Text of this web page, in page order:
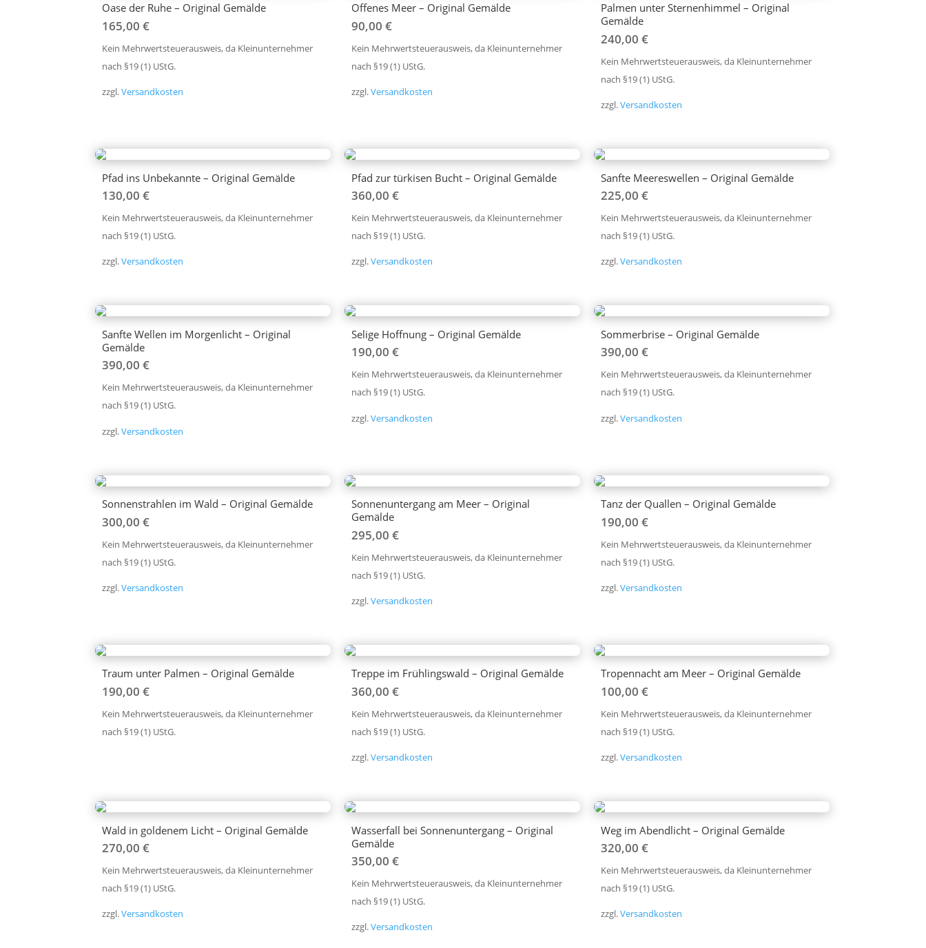
Oase der Ruhe – Original Gemälde
165,00 €
Kein Mehrwertsteuerausweis, da Kleinunternehmer
nach §19 (1) UStG.
zzgl.Versandkosten
Offenes Meer – Original Gemälde
90,00€
Kein Mehrwertsteuerausweis, da Kleinunternehmer
nach §19 (1) UStG.
zzgl.Versandkosten
Palmen unter Sternenhimmel – Original
Gemälde
240,00€
Kein Mehrwertsteuerausweis, da Kleinunternehmer
nach §19 (1) UStG.
zzgl.Versandkosten
Pfad ins Unbekannte – Original Gemälde
130,00 €
Kein Mehrwertsteuerausweis, da Kleinunternehmer
nach §19 (1) UStG.
zzgl.Versandkosten
Pfad zur türkisen Bucht – Original Gemälde
360,00€
Kein Mehrwertsteuerausweis, da Kleinunternehmer
nach §19 (1) UStG.
zzgl.Versandkosten
Sanfte Meereswellen – Original Gemälde
225,00€
Kein Mehrwertsteuerausweis, da Kleinunternehmer
nach §19 (1) UStG.
zzgl.Versandkosten
Sanfte Wellen im Morgenlicht – Original
Gemälde
390,00 €
Kein Mehrwertsteuerausweis, da Kleinunternehmer
nach §19 (1) UStG.
zzgl.Versandkosten
Selige Hoffnung – Original Gemälde
190,00€
Kein Mehrwertsteuerausweis, da Kleinunternehmer
nach §19 (1) UStG.
zzgl.Versandkosten
Sommerbrise – Original Gemälde
390,00€
Kein Mehrwertsteuerausweis, da Kleinunternehmer
nach §19 (1) UStG.
zzgl.Versandkosten
Sonnenstrahlen im Wald – Original Gemälde
300,00 €
Kein Mehrwertsteuerausweis, da Kleinunternehmer
nach §19 (1) UStG.
zzgl.Versandkosten
Sonnenuntergang am Meer – Original
Gemälde
295,00€
Kein Mehrwertsteuerausweis, da Kleinunternehmer
nach §19 (1) UStG.
zzgl.Versandkosten
Tanz der Quallen – Original Gemälde
190,00€
Kein Mehrwertsteuerausweis, da Kleinunternehmer
nach §19 (1) UStG.
zzgl.Versandkosten
Traum unter Palmen – Original Gemälde
190,00 €
Kein Mehrwertsteuerausweis, da Kleinunternehmer
nach §19 (1) UStG.
Treppe im Frühlingswald – Original Gemälde
360,00€
Kein Mehrwertsteuerausweis, da Kleinunternehmer
nach §19 (1) UStG.
zzgl.Versandkosten
Tropennacht am Meer – Original Gemälde
100,00€
Kein Mehrwertsteuerausweis, da Kleinunternehmer
nach §19 (1) UStG.
zzgl.Versandkosten
Wald in goldenem Licht – Original Gemälde
270,00 €
Kein Mehrwertsteuerausweis, da Kleinunternehmer
nach §19 (1) UStG.
zzgl.Versandkosten
Wasserfall bei Sonnenuntergang – Original
Gemälde
350,00€
Kein Mehrwertsteuerausweis, da Kleinunternehmer
nach §19 (1) UStG.
zzgl.Versandkosten
Weg im Abendlicht – Original Gemälde
320,00€
Kein Mehrwertsteuerausweis, da Kleinunternehmer
nach §19 (1) UStG.
zzgl.Versandkosten